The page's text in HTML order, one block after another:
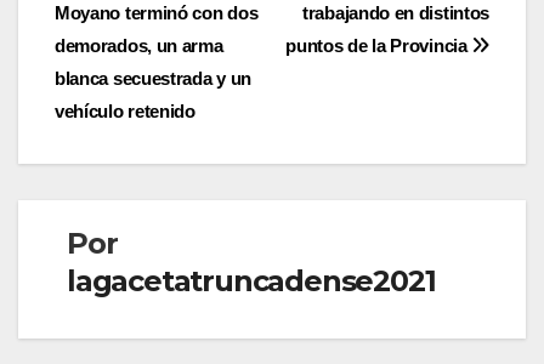
de
entradas
trabajando en distintos
puntos de la Provincia
Moyano terminó con dos
demorados, un arma
blanca secuestrada y un
vehículo retenido
Por
lagacetatruncadense2021